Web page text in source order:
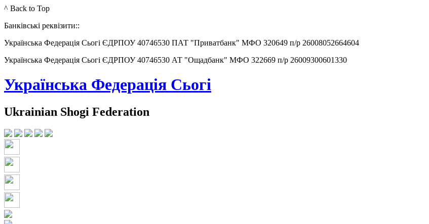
^ Back to Top
Банківські реквізити::
Українська Федерація Сьогі ЄДРПОУ 40746530 ПАТ "Приватбанк" МФО 320649 п/р 26008052664604
Українська Федерація Сьогі ЄДРПОУ 40746530 АТ "Ощадбанк" МФО 322669 п/р 26009300601330
Українська Федерація Сьогі
Ukrainian Shogi Federation